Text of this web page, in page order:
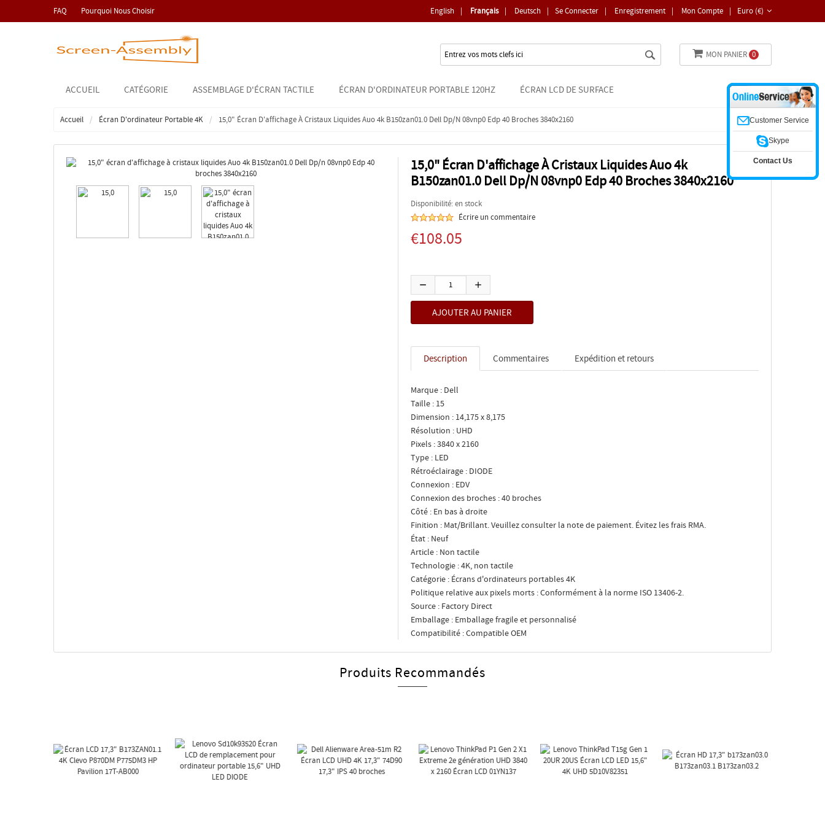
FAQ Pourquoi Nous Choisir Euro (€)
Se Connecter | Enregistrement | Mon Compte |
English | Français | Deutsch |
MON PANIER 0
ACCUEIL CATÉGORIE ASSEMBLAGE D'ÉCRAN TACTILE ÉCRAN D'ORDINATEUR PORTABLE 120HZ ÉCRAN LCD DE SURFACE
Accueil Écran D'ordinateur Portable 4K 15,0" Écran D'affichage À Cristaux Liquides Auo 4k B150zan01.0 Dell Dp/n 08vnp0 Edp 40 Broches 3840x2160
15,0" Écran D'affichage À Cristaux Liquides Auo 4k
B150zan01.0 Dell Dp/n 08vnp0 Edp 40 Broches 3840x2160
Disponibilité: en stock
Écrire un commentaire
€108.05
Description Commentaires Expédition et retours
Marque : Dell
Taille : 15
Dimension : 14,175 x 8,175
Résolution : UHD
Pixels : 3840 x 2160
Type : LED
Rétroéclairage : DIODE
Connexion : EDV
Connexion des broches : 40 broches
Côté : En bas à droite
Finition : Mat/Brillant. Veuillez consulter la note de paiement. Évitez les frais RMA.
État : Neuf
Article : Non tactile
Technologie : 4K, non tactile
Catégorie : Écrans d'ordinateurs portables 4K
Politique relative aux pixels morts : Conformément à la norme ISO 13406-2.
Source : Factory Direct
Emballage : Emballage fragile et personnalisé
Compatibilité : Compatible OEM
Produits Recommandés
Customer Service
Skype
Contact Us